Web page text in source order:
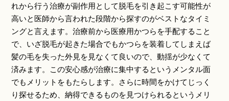
れから行う治療が副作用として脱毛を引き起こす可能性が
高いと医師から言われた段階から探すのがベストなタイミ
ングと言えます。治療前から医療用かつらを手配すること
で、いざ脱毛が起きた場合でもかつらを装着してしまえば
髪の毛を失った外見を見なくて良いので、動揺が少なくて
済みます。この安心感が治療に集中するというメンタル面
でもメリットをもたらします。さらに時間をかけてじっく
り探せるため、納得できるものを見つけられるというメリ